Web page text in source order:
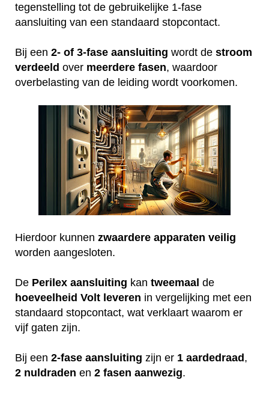
tegenstelling tot de gebruikelijke 1-fase
aansluiting van een standaard stopcontact.
Bij een 2- of 3-fase aansluiting wordt de stroom
verdeeld over meerdere fasen, waardoor
overbelasting van de leiding wordt voorkomen.
Hierdoor kunnen zwaardere apparaten veilig
worden aangesloten.
De Perilex aansluiting kan tweemaal de
hoeveelheid Volt leveren in vergelijking met een
standaard stopcontact, wat verklaart waarom er
vijf gaten zijn.
Bij een 2-fase aansluiting zijn er 1 aardedraad,
2 nuldraden en 2 fasen aanwezig.